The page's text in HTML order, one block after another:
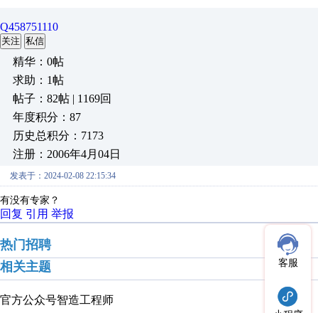
Q458751110
关注 私信
精华：0帖
求助：1帖
帖子：82帖 | 1169回
年度积分：87
历史总积分：7173
注册：2006年4月04日
发表于：2024-02-08 22:15:34
有没有专家？
回复 引用 举报
热门招聘
相关主题
官方公众号智造工程师
客服